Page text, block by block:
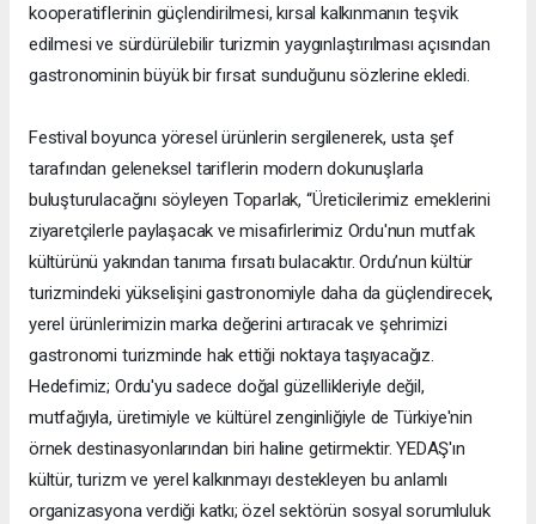
kooperatiflerinin güçlendirilmesi, kırsal kalkınmanın teşvik
edilmesi ve sürdürülebilir turizmin yaygınlaştırılması açısından
gastronominin büyük bir fırsat sunduğunu sözlerine ekledi.
Festival boyunca yöresel ürünlerin sergilenerek, usta şef
tarafından geleneksel tariflerin modern dokunuşlarla
buluşturulacağını söyleyen Toparlak, “Üreticilerimiz emeklerini
ziyaretçilerle paylaşacak ve misafirlerimiz Ordu'nun mutfak
kültürünü yakından tanıma fırsatı bulacaktır. Ordu’nun kültür
turizmindeki yükselişini gastronomiyle daha da güçlendirecek,
yerel ürünlerimizin marka değerini artıracak ve şehrimizi
gastronomi turizminde hak ettiği noktaya taşıyacağız.
Hedefimiz; Ordu'yu sadece doğal güzellikleriyle değil,
mutfağıyla, üretimiyle ve kültürel zenginliğiyle de Türkiye'nin
örnek destinasyonlarından biri haline getirmektir. YEDAŞ'ın
kültür, turizm ve yerel kalkınmayı destekleyen bu anlamlı
organizasyona verdiği katkı; özel sektörün sosyal sorumluluk